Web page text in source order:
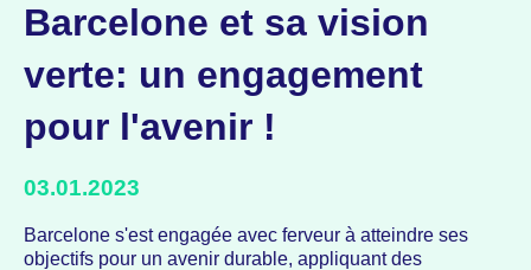
Barcelone et sa vision
verte: un engagement
pour l'avenir !
03.01.2023
Barcelone s'est engagée avec ferveur à atteindre ses
objectifs pour un avenir durable, appliquant des